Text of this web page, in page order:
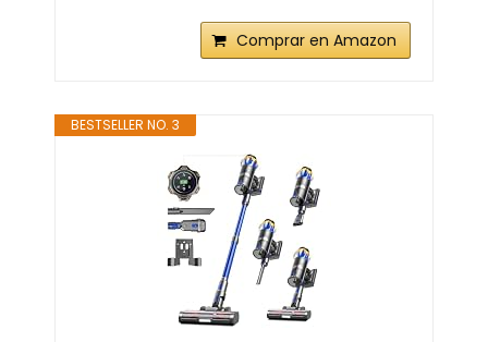
Comprar en Amazon
BESTSELLER NO. 3